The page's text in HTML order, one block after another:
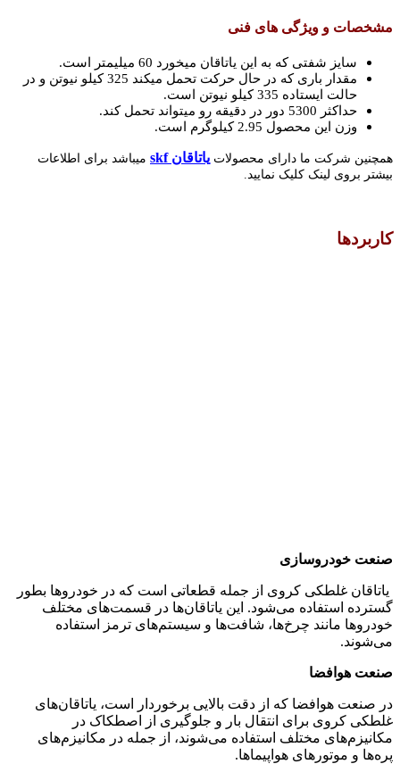
مشخصات و ویژگی های فنی
سایز شفتی که به این یاتاقان میخورد 60 میلیمتر است.
مقدار باری که در حال حرکت تحمل میکند 325
کیلو نیوتن و در
حالت ایستاده 335 کیلو نیوتن است.
حداکثر 5300 دور در دقیقه رو میتواند تحمل کند.
وزن این محصول 2.95 کیلوگرم است.
همچنین شرکت ما دارای محصولات یاتاقان skf
میباشد برای اطلاعات
بیشتر بروی لینک کلیک نمایید.
کاربردها
صنعت خودروسازی
یاتاقان غلطکی کروی از جمله قطعاتی است که در خودروها بطور
گسترده استفاده می‌شود. این یاتاقان‌ها در قسمت‌های مختلف
خودروها مانند چرخ‌ها، شافت‌ها و سیستم‌های ترمز استفاده
می‌شوند.
صنعت هوافضا
در صنعت هوافضا که از دقت بالایی برخوردار است، یاتاقان‌های
غلطکی کروی برای انتقال بار و جلوگیری از اصطکاک در
مکانیزم‌های مختلف استفاده می‌شوند، از جمله در مکانیزم‌های
پره‌ها و موتورهای هواپیماها.